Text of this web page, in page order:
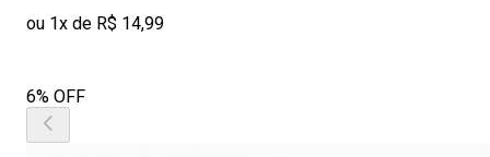
ou 1x de R$ 14,99
6% OFF